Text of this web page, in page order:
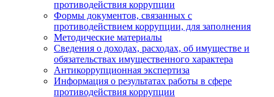
противодействия коррупции
Формы документов, связанных с
противодействием коррупции, для заполнения
Методические материалы
Сведения о доходах, расходах, об имуществе и
обязательствах имущественного характера
Антикоррупционная экспертиза
Информация о результатах работы в сфере
противодействия коррупции